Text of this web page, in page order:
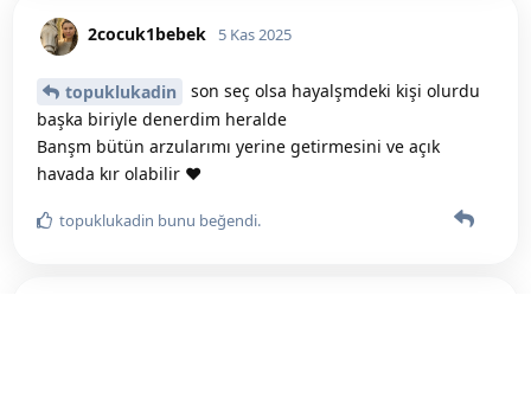
2cocuk1bebek 5 Kas 2025
topuklukadin
son seç olsa hayalşmdeki kişi olurdu
başka biriyle denerdim heralde
Banşm bütün arzularımı yerine getirmesini ve açık
havada kır olabilir ❤️
topuklukadin bunu beğendi.